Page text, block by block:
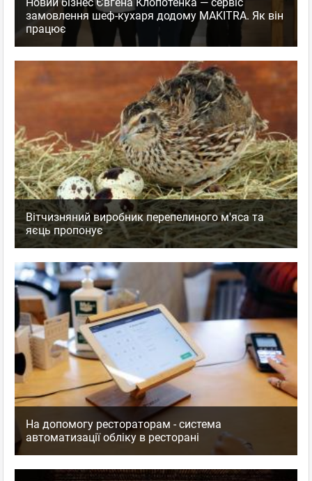
замовлення шеф-кухаря додому MAKITRA. Як він
працює
Вітчизняний виробник перепелиного м'яса та
яєць пропонує
На допомогу рестораторам - система
автоматизації обліку в ресторані